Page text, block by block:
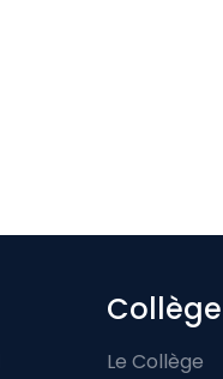
Collège
Le Collège